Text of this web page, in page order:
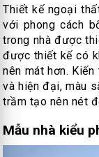
Thiết kế ngoại
với phong cách
trong nhà được
được thiết kế có
nên mát hơn.
và hiện đại, màu
trầm tạo nên nét
Mẫu nhà kiểu